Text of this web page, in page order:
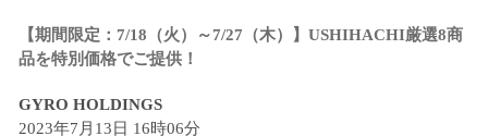
【期間限定：7/18（火）～7/27（木）】USHIHACHI厳選8商
品を特別価格でご提供！
GYRO HOLDINGS
2023年7月13日 16時06分